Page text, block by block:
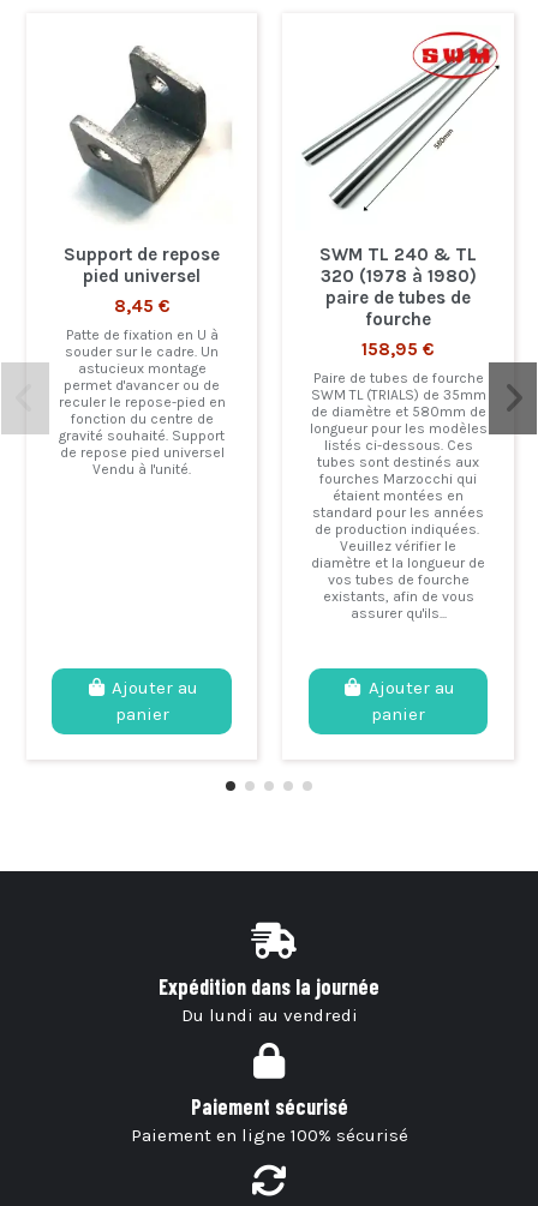
Support de repose
pied universel
8,45 €
Patte de fixation en U à
souder sur le cadre. Un
astucieux montage
permet d'avancer ou de
reculer le repose-pied en
fonction du centre de
gravité souhaité. Support
de repose pied universel
Vendu à l'unité.
Ajouter au
panier
SWM TL 240 & TL
320 (1978 à 1980)
paire de tubes de
fourche
158,95 €
Paire de tubes de fourche
SWM TL (TRIALS) de 35mm
de diamètre et 580mm de
longueur pour les modèles
listés ci-dessous. Ces
tubes sont destinés aux
fourches Marzocchi qui
étaient montées en
standard pour les années
de production indiquées.
Veuillez vérifier le
diamètre et la longueur de
vos tubes de fourche
existants, afin de vous
assurer qu'ils...
Ajouter au
panier
Expédition dans la journée
Du lundi au vendredi
Paiement sécurisé
Paiement en ligne 100% sécurisé